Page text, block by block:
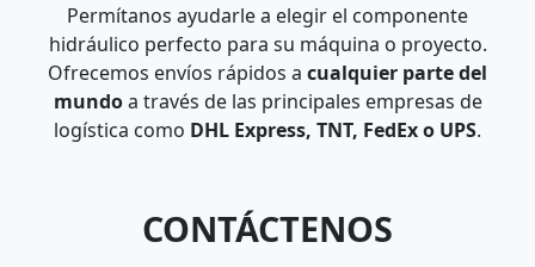
Permítanos ayudarle a elegir el componente
hidráulico perfecto para su máquina o proyecto.
Ofrecemos envíos rápidos a cualquier parte del
mundoa través de las principales empresas de
logística como DHL Express, TNT, FedEx o UPS.
CONTÁCTENOS